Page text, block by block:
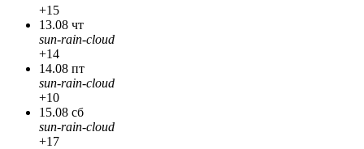
+15
13.08 чт
sun-rain-cloud
+14
14.08 пт
sun-rain-cloud
+10
15.08 сб
sun-rain-cloud
+17